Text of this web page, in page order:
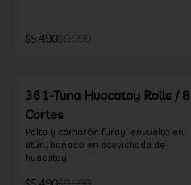
$5.490$9.990
361-Tuna Huacatay Rolls / 8
Cortes
Palta y camarón furay, envuelto en
atún, bañado en acevichada de
huacatay